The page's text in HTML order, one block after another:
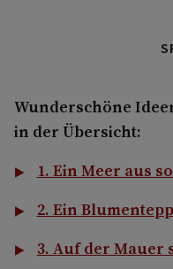
Wunderschöne
in der Übersicht:
1. Ein Meer aus
2. Ein
3. Auf der Mauer